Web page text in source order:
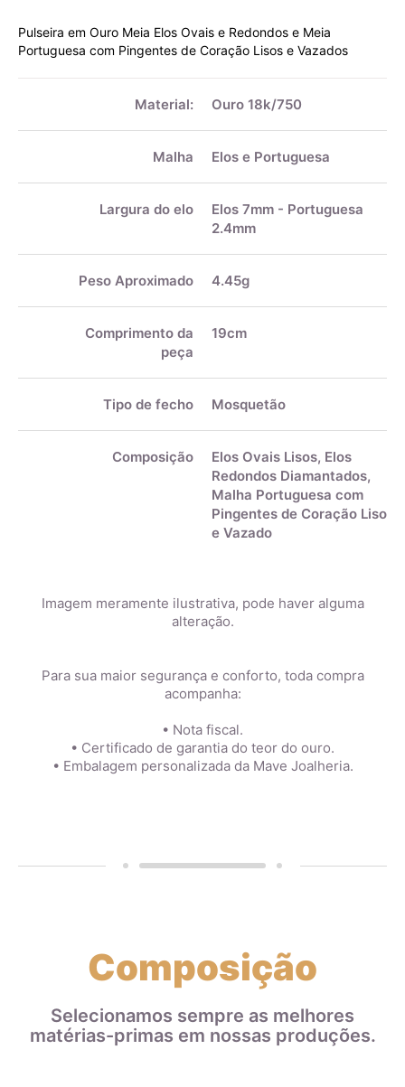
Pulseira em Ouro Meia Elos Ovais e Redondos e Meia
Portuguesa com Pingentes de Coração Lisos e Vazados
Material: Ouro 18k/750
Malha Elos e Portuguesa
Largura do elo
Elos 7mm - Portuguesa
2.4mm
Peso Aproximado 4.45g
Comprimento da
peça
19cm
Tipo de fecho Mosquetão
Composição
Elos Ovais Lisos, Elos
Redondos Diamantados,
Malha Portuguesa com
Pingentes de Coração Liso
e Vazado
Imagem meramente ilustrativa, pode haver alguma
alteração.
Para sua maior segurança e conforto, toda compra
acompanha:
• Nota fiscal.
• Certificado de garantia do teor do ouro.
• Embalagem personalizada da Mave Joalheria.
Composição
Selecionamos sempre as melhores
matérias-primas em nossas produções.